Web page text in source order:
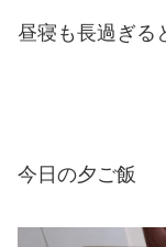
昼寝も長過ぎる
今日の夕ご飯